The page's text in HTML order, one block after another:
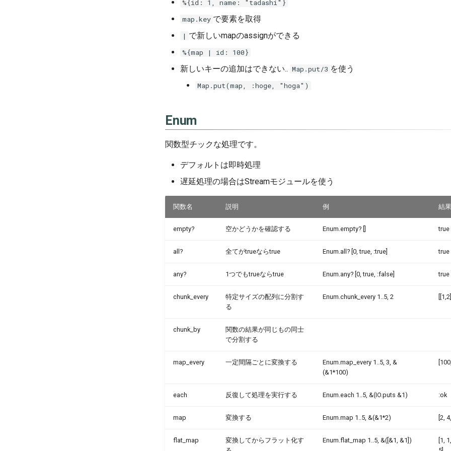
%{id: 1, name: "tadashi"}
map.key で要素を取得
| で新しいmapのassignができる
%{map | id: 100}
新しいキーの追加はできない.. Map.put/3 を使う
Map.put(map, :hoge, "hoga")
Enum
関数型チックな処理です。
デフォルトは即時処理
遅延処理の場合はStreamモジュールを使う
関数名 説明 例 結果
empty? 空かどうかを確認する Enum.empty? [] true
all? 全てがtrueならtrue Enum.all? [0, true, :true] true
any? 1つでもtrueならtrue Enum.any? [0, true, :false] true
chunk_every
特定サイズの配列に分割す
る
Enum.chunk_every 1..5, 2
chunk_by
関数の結果が同じもの同士
で分割する
map_every 一定間隔ごとに変換する
Enum.map_every 1..5, 3, &
(&1*100)
each 反復して処理を実行する Enum.each 1..5, &(IO.puts &1) :ok
map 変換する Enum.map 1..5, &(&1*2) [2,
flat_map
変換してからフラット化す
Enum.flat_map 1..5, &([&1, &1])
[1,